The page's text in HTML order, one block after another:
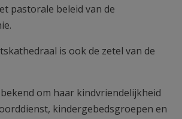
pastorale beleid van de
is ook de zetel van de
om haar kindvriendelijkheid
kindergebedsgroepen en